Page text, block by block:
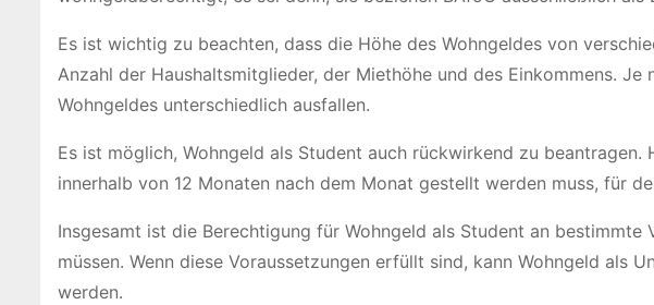
Es ist wichtig zu beachten, dass die Höhe des Wohngeldes von
Anzahl der Haushaltsmitglieder, der Miethöhe und des Einkommens.
Wohngeldes unterschiedlich ausfallen.
Es ist möglich, Wohngeld als Student auch rückwirkend zu
innerhalb von 12 Monaten nach dem Monat gestellt werden muss, für
Insgesamt ist die Berechtigung für Wohngeld als Student an bestimmte
müssen. Wenn diese Voraussetzungen erfüllt sind, kann Wohngeld als
werden.